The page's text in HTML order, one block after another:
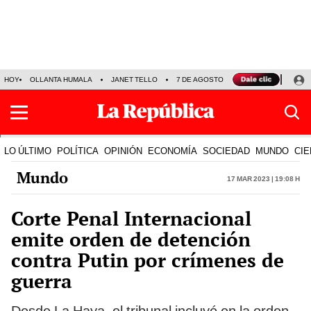
HOY OLLANTA HUMALA JANET TELLO 7 DE AGOSTO TINKA RESULTADOS
LO ÚLTIMO POLÍTICA OPINIÓN ECONOMÍA SOCIEDAD MUNDO
Mundo 17 Mar 2023 | 19:08 h
Corte Penal Internacional
emite orden de detención
contra Putin por crímenes de
guerra